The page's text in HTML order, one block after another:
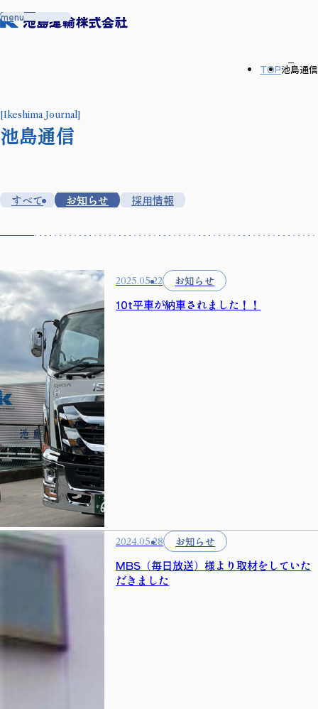
メ
ニ
menu
TOP池島通信
[Ikeshima Journal]
池島通信
すべて お知らせ 採用情報
2025.05.22 お知らせ
10t平車が納車されました！！
2024.05.28 お知らせ
MBS（毎日放送）様より取材をしていた
だきました